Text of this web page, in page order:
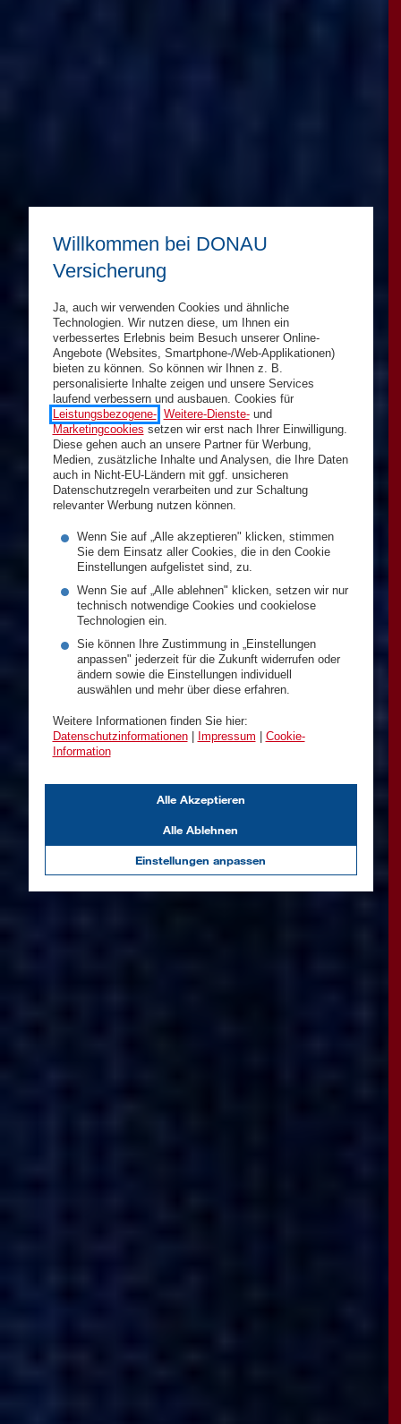
Willkommen bei DONAU
Versicherung
Ja, auch wir verwenden Cookies und ähnliche
Technologien. Wir nutzen diese, um Ihnen ein
verbessertes Erlebnis beim Besuch unserer Online-
Angebote (Websites, Smartphone-/Web-Applikationen)
bieten zu können. So können wir Ihnen z. B.
personalisierte Inhalte zeigen und unsere Services
laufend verbessern und ausbauen. Cookies für
Leistungsbezogene-, Weitere-Dienste-und
Marketingcookies setzen wir erst nach Ihrer Einwilligung.
Diese gehen auch an unsere Partner für Werbung,
Medien, zusätzliche Inhalte und Analysen, die Ihre Daten
auch in Nicht-EU-Ländern mit ggf. unsicheren
Datenschutzregeln verarbeiten und zur Schaltung
relevanter Werbung nutzen können.
Wenn Sie auf „Alle akzeptieren" klicken, stimmen
Sie dem Einsatz aller Cookies, die in den Cookie
Einstellungen aufgelistet sind, zu.
Wenn Sie auf „Alle ablehnen" klicken, setzen wir nur
technisch notwendige Cookies und cookielose
Technologien ein.
Sie können Ihre Zustimmung in „Einstellungen
anpassen" jederzeit für die Zukunft widerrufen oder
ändern sowie die Einstellungen individuell
auswählen und mehr über diese erfahren.
Weitere Informationen finden Sie hier:
Datenschutzinformationen| Impressum
Cookie-
Information
Einstellungen anpassen
Alle Ablehnen
Alle Akzeptieren